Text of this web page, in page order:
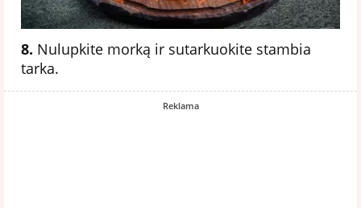
8. Nulupkite morką ir sutarkuokite stambia
tarka.
Reklama